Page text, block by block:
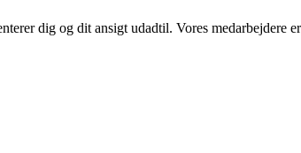
dig og dit ansigt udadtil. Vores medarbejdere